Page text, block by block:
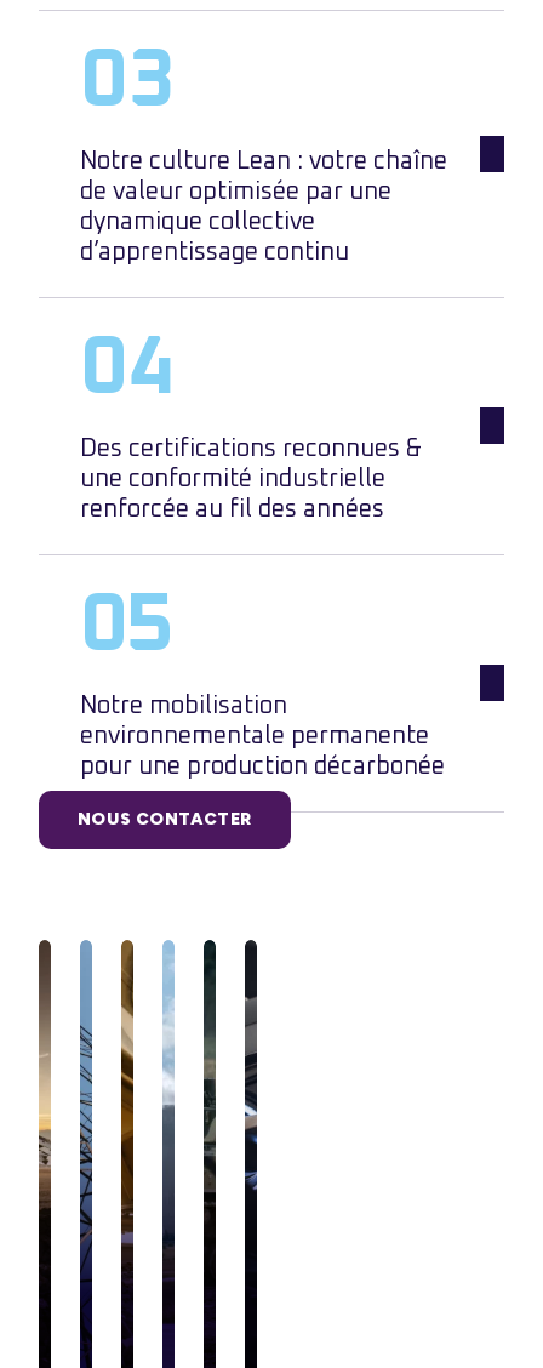
Notre culture Lean : votre chaîne
de valeur optimisée par une
dynamique collective
d’apprentissage continu
Des certifications reconnues &
une conformité industrielle
renforcée au fil des années
Notre mobilisation
environnementale permanente
pour une production décarbonée
NOUS CONTACTER
Engins
agricoles
EnergieFerroviaire
Nucléaire